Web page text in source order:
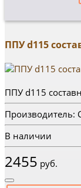
ППУ d115
ППУ d115
Производитель:
В наличии
2455 руб.